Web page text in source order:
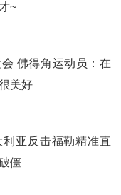
~
佛得角运动员：在
美好
亚反击福勒精准直
僵